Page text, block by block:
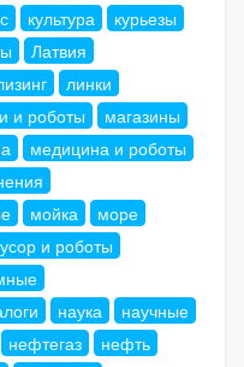
культура
курьезы
Латвия
линки
и роботы
магазины
медицина и роботы
мойка
море
и роботы
наука
научные
нефтегаз
нефть